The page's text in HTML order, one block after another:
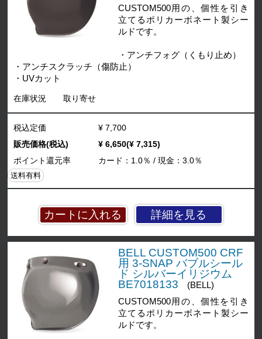
CUSTOM500用の、個性を引き
立てるポリカーボネート製シー
ルドです。
・アンチフォグ（くもり止め）
・アンチスクラッチ（傷防止）
・UVカット
在庫状況 取り寄せ
詳細を見る
税込定価
¥ 7,700
販売価格(税込)
¥ 6,650(¥ 7,315)
ポイント還元率
カード：1.0％ / 現金：3.0％
送料有料
BELL CUSTOM500 CRF
用 3-SNAP バブルシール
ド シルバーイリジウム
BE7018133
(BELL)
CUSTOM500用の、個性を引き
立てるポリカーボネート製シー
ルドです。